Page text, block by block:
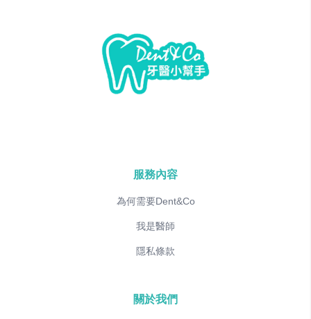
服務內容
為何需要Dent&Co
我是醫師
隱私條款
關於我們